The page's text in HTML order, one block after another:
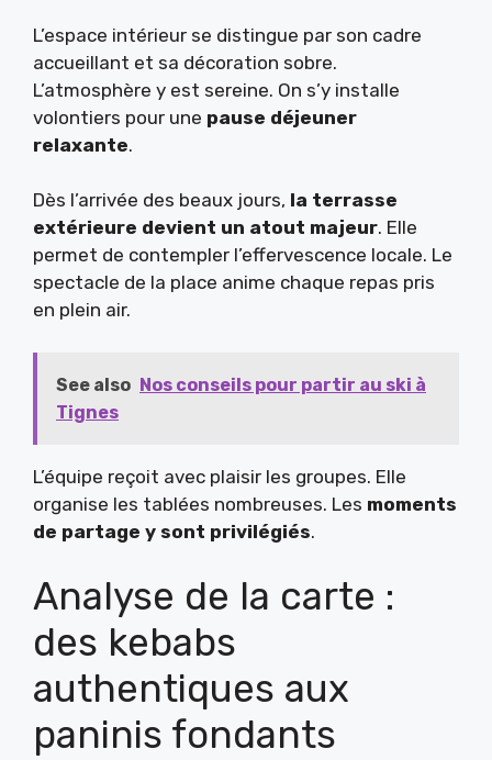
L’espace intérieur se distingue par son cadre
accueillant et sa décoration sobre.
L’atmosphère y est sereine. On s’y installe
volontiers pour une pause déjeuner
relaxante.
Dès l’arrivée des beaux jours, la terrasse
extérieure devient un atout majeur. Elle
permet de contempler l’effervescence locale. Le
spectacle de la place anime chaque repas pris
en plein air.
See also Nos conseils pour partir au ski à
Tignes
L’équipe reçoit avec plaisir les groupes. Elle
organise les tablées nombreuses. Les moments
de partage y sont privilégiés.
Analyse de la carte :
des kebabs
authentiques aux
paninis fondants